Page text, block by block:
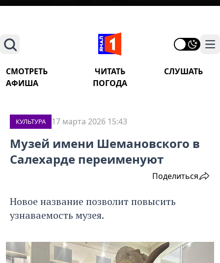
Поиск
СМОТРЕТЬ ЧИТАТЬ
СЛУШАТЬ
АФИША
ПОГОДА
КУЛЬТУРА 17 марта 2026 15:43
Музей имени Шемановского в
Салехарде переименуют
Поделиться
Новое название позволит повысить
узнаваемость музея.